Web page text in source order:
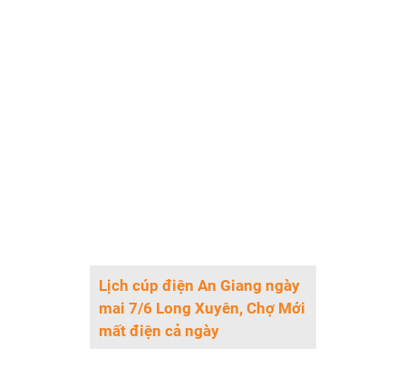
Lịch cúp điện An Giang ngày
mai 7/6 Long Xuyên, Chợ Mới
mất điện cả ngày